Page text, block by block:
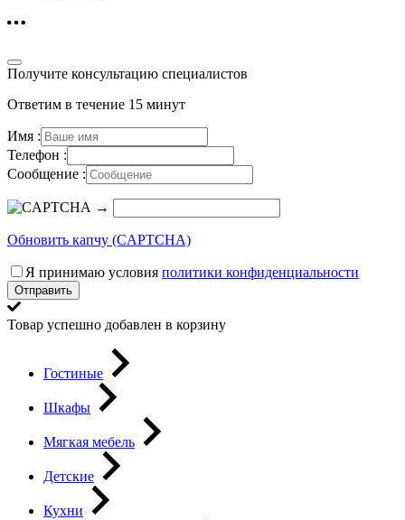
Получите консультацию специалистов
Ответим в течение 15 минут
Имя :
Телефон :
Сообщение :
→
Обновить капчу (CAPTCHA)
Я принимаю условия политики конфиденциальности
Отправить
Товар успешно добавлен в корзину
Гостиные
Шкафы
Мягкая мебель
Детские
Кухни